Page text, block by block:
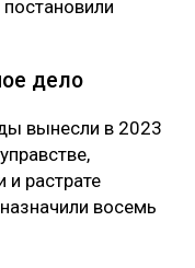
дело
вынесли в 2023
и растрате
восемь